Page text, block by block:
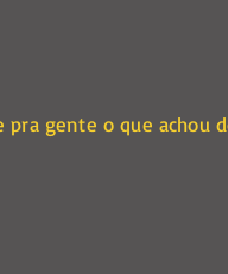
pra gente o que achou